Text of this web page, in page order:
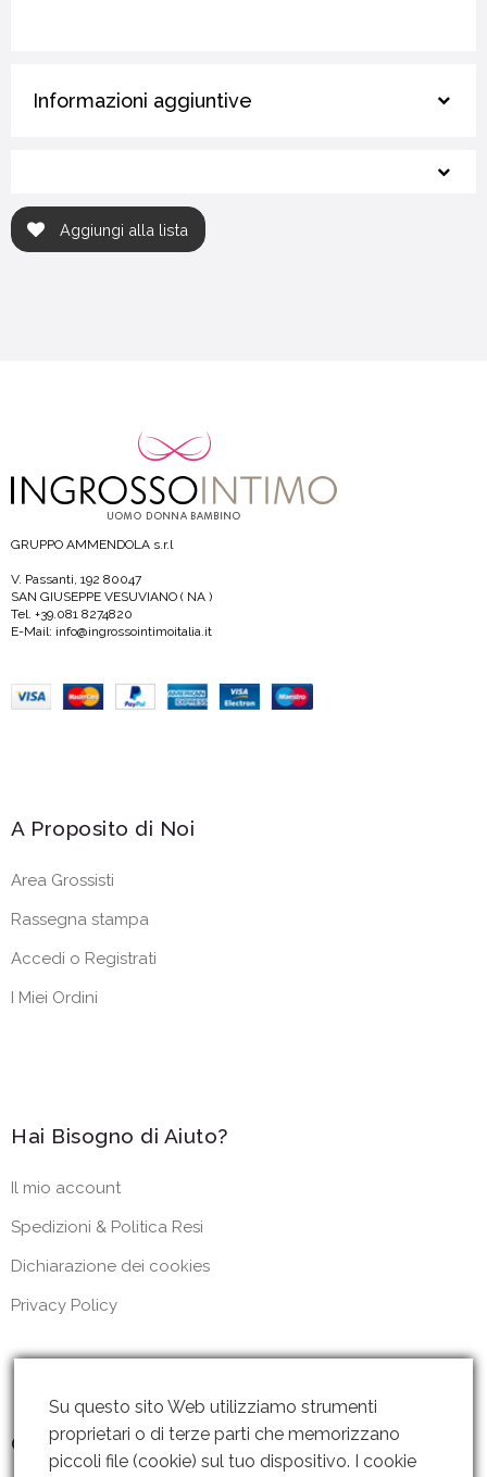
Informazioni aggiuntive
Aggiungi alla lista
GRUPPO AMMENDOLA s.r.l
V. Passanti, 192 80047
SAN GIUSEPPE VESUVIANO ( NA )
Tel. +39.081 8274820
E-Mail: info@ingrossointimoitalia.it
A Proposito di Noi
Area Grossisti
Rassegna stampa
Accedi o Registrati
I Miei Ordini
Hai Bisogno di Aiuto?
Il mio account
Spedizioni & Politica Resi
Dichiarazione dei cookies
Privacy Policy
Contattaci
Su questo sito Web utilizziamo strumenti
proprietari o di terze parti che memorizzano
piccoli file (cookie) sul tuo dispositivo. I cookie